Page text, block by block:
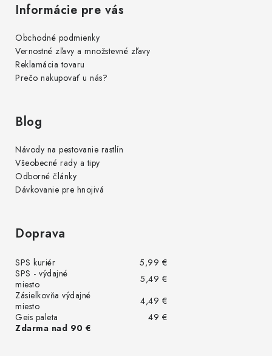
Informácie pre vás
Obchodné podmienky
Vernostné zľavy a množstevné zľavy
Reklamácia tovaru
Prečo nakupovať u nás?
Blog
Návody na pestovanie rastlín
Všeobecné rady a tipy
Odborné články
Dávkovanie pre hnojivá
Doprava
SPS kuriér
5,99 €
SPS - výdajné
miesto
5,49 €
Zásielkovňa výdajné
miesto
4,49 €
Geis paleta
49 €
Zdarma nad 90 €